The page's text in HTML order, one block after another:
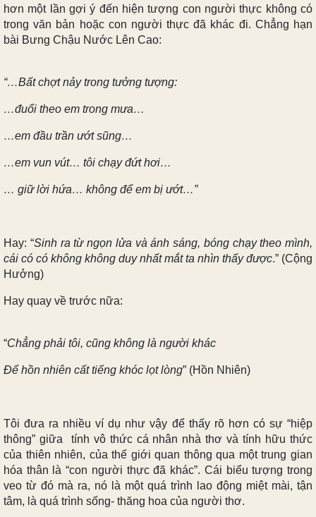
hơn một lần gợi ý đến hiện tượng con người thực không có
trong văn bản hoặc con người thực đã khác đi. Chẳng hạn
bài Bưng Chậu Nước Lên Cao:
“…Bất chợt nảy trong tưởng tượng:
…đuổi theo em trong mưa…
…em đầu trần ướt sũng…
…em vun vút… tôi chạy đứt hơi…
… giữ lời hứa… không để em bị ướt…”
Hay: “Sinh ra từ ngọn lửa và ánh sáng, bóng chạy theo mình,
cái có có không không duy nhất mắt ta nhìn thấy được.” (Cộng
Hưởng)
Hay quay về trước nữa:
“Chẳng phải tôi, cũng không là người khác
Để hồn nhiên cất tiếng khóc lọt lòng” (Hồn Nhiên)
Tôi đưa ra nhiều ví dụ như vậy để thấy rõ hơn có sự “hiệp
thông” giữa tính vô thức cá nhân nhà thơ và tính hữu thức
của thiên nhiên, của thế giới quan thông qua một trung gian
hóa thân là “con người thực đã khác”. Cái biểu tượng trong
veo từ đó mà ra, nó là một quá trình lao động miệt mài, tận
tâm, là quá trình sống- thăng hoa của người thơ.